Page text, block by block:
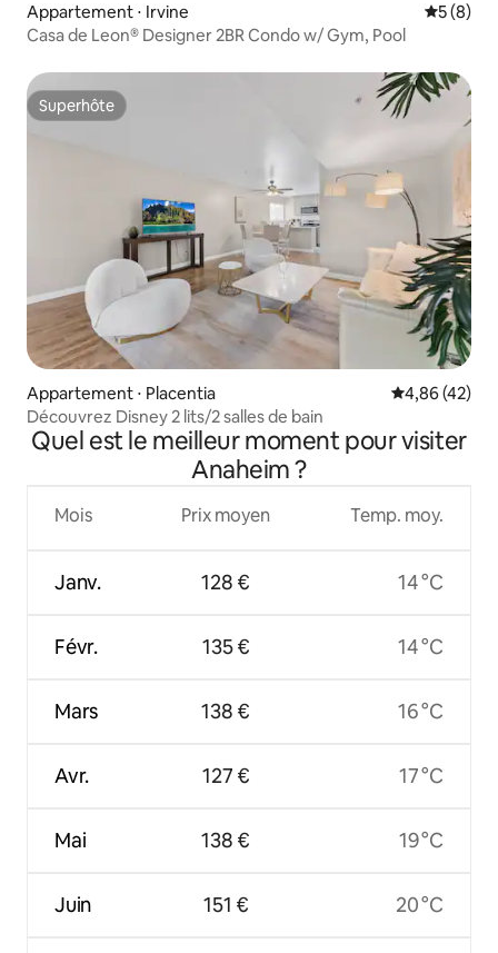
Appartement ⋅ Irvine
5 (8)
Casa de Leon® Designer 2BR Condo w/ Gym, Pool
Superhôte
Superhôte
Appartement ⋅ Placentia Évaluation
4,86 (42)
Découvrez Disney 2 lits/2 salles de bain
Quel est le meilleur moment pour visiter
Anaheim ?
Mois
Janv.
Févr.
Mars
Avr.
Mai
Juin
Prix moyen
128 €
135 €
138 €
127 €
138 €
151 €
Temp. moy.
14 °C
14 °C
16 °C
17 °C
19 °C
20 °C